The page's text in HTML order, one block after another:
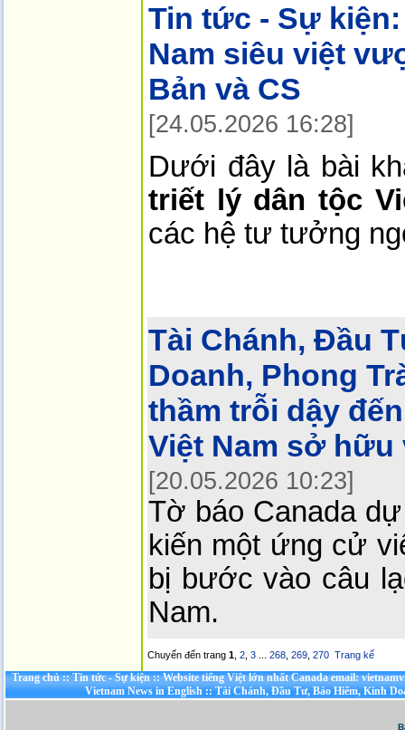
Tin tức - Sự kiện:
Nam siêu việt
Bản và CS
[24.05.2026 16:28]
Dưới đây là bài
triết lý dân tộc
các hệ tư tưởng
Tài Chánh, Đầu
Doanh, Phong
thầm trỗi dậy
Việt Nam sở
[20.05.2026 10:23]
Tờ báo Canada
kiến một ứng cử
bị bước vào câu
Nam.
Chuyển đến trang 1 2 3 268 269 270 Trang kế
Trang chủ::Tin tức - Sự kiện::Website tiếng Việt lớn nhất Canada email:
Vietnam News in English::Tài Chánh, Đầu Tư, Bảo Hiểm, Kinh